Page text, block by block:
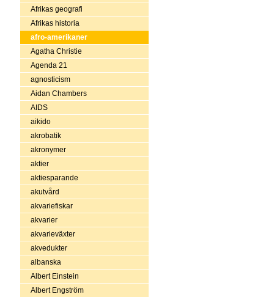
Afrikas geografi
Afrikas historia
afro-amerikaner
Agatha Christie
Agenda 21
agnosticism
Aidan Chambers
AIDS
aikido
akrobatik
akronymer
aktier
aktiesparande
akutvård
akvariefiskar
akvarier
akvarieväxter
akvedukter
albanska
Albert Einstein
Albert Engström